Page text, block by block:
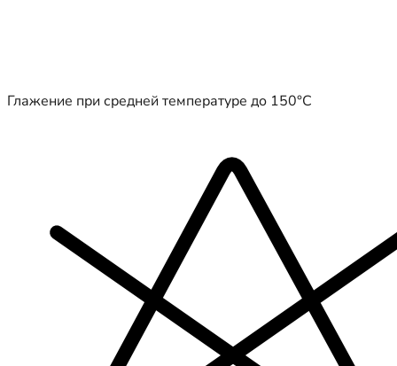
Глажение при средней температуре до 150°C